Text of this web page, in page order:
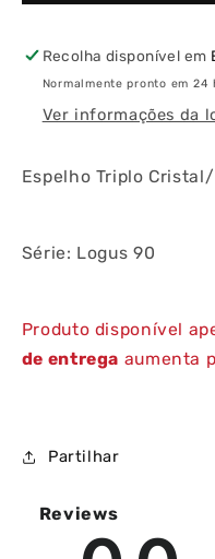
Recolha disponível em
Normalmente pronto em 24
Ver informações da
Espelho Triplo
Série: Logus 90
Produto disponível
de entrega aumenta
Partilhar
Reviews